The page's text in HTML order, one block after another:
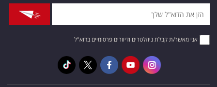
אני מאשר/ת קבלת ניוזלטרים ודיוורים פרסומיים בדוא"ל